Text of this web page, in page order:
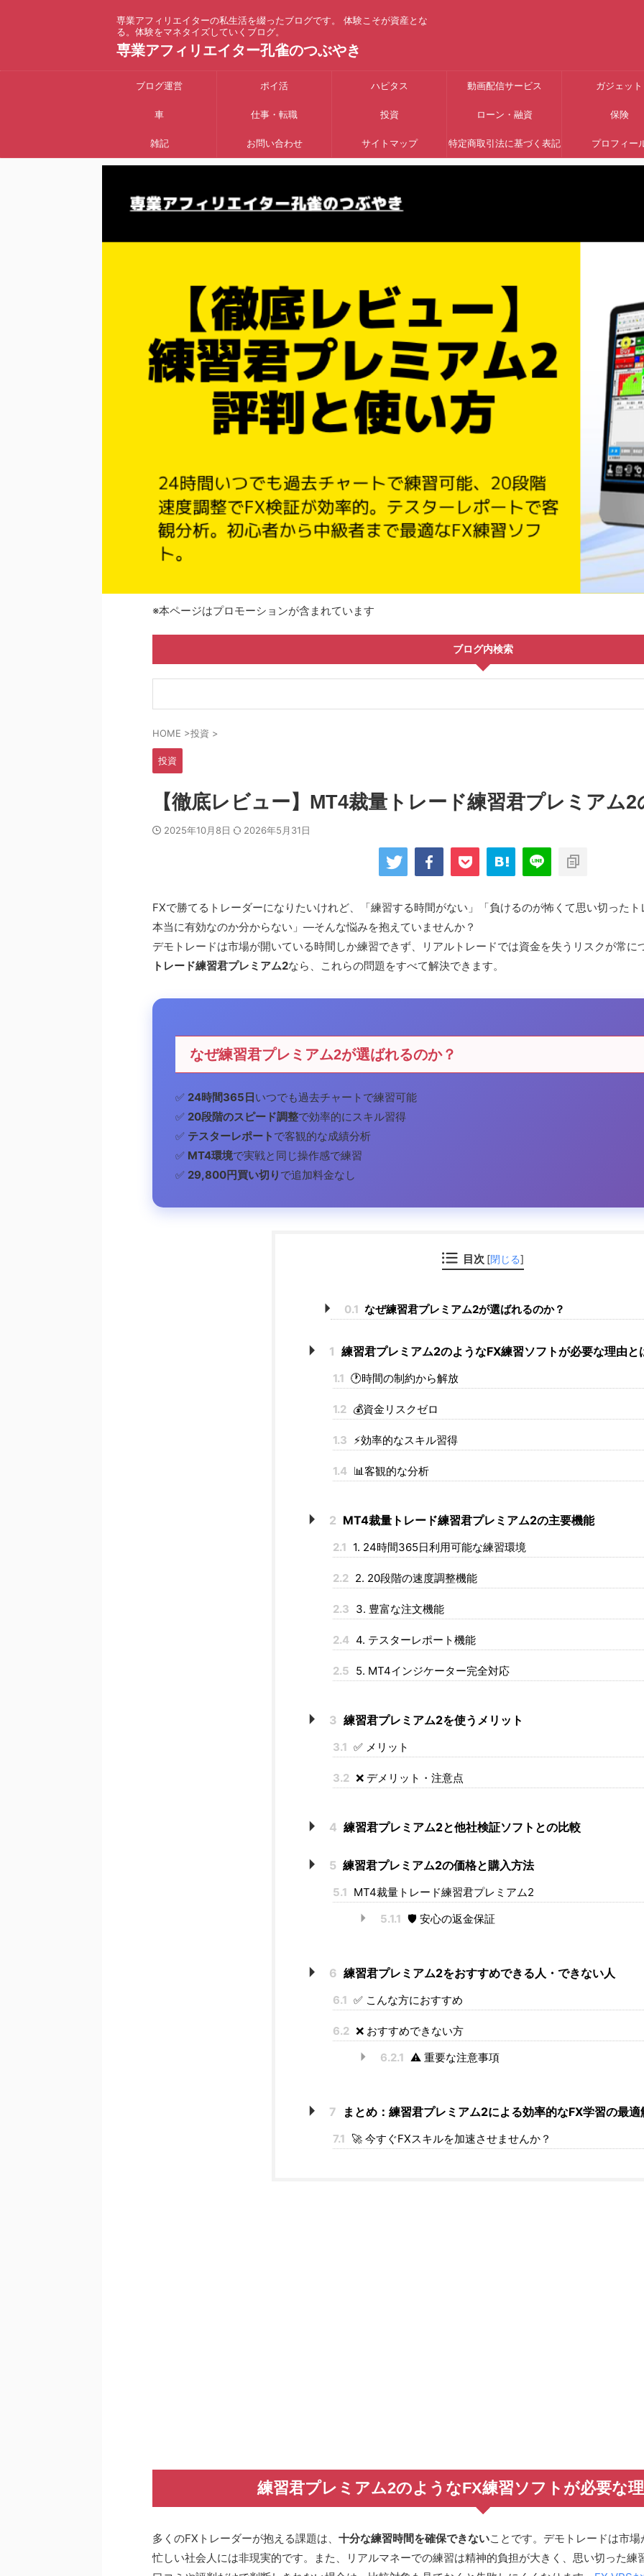
専業アフィリエイターの私生活を綴ったブログです。 体験こそが資産とな
る。体験をマネタイズしていくブログ。
専業アフィリエイター孔雀のつぶやき
ブログ運営 ポイ活 ハピタス 動画配信サービス ガジェット
車 仕事・転職 投資 ローン・融資 保険
雑記 お問い合わせ サイトマップ 特定商取引法に基づく表記 プロフィー
※本ページはプロモーションが含まれています
ブログ内検索
HOME >投資 >
投資
【徹底レビュー】MT4裁量トレード練習君プレミアム
2025年10月8日 2026年5月31日
FXで勝てるトレーダーになりたいけれど、「練習する時間がない」「負けるのが怖くて思い切った
本当に有効なのか分からない」—そんな悩みを抱えていませんか？
デモトレードは市場が開いている時間しか練習できず、リアルトレードでは資金を失うリスクが常に
トレード練習君プレミアム2なら、これらの問題をすべて解決できます。
なぜ練習君プレミアム2が選ばれるのか？
✅ 24時間365日いつでも過去チャートで練習可能
✅ 20段階のスピード調整で効率的にスキル習得
✅ テスターレポート で客観的な成績分析
✅ MT4環境で実戦と同じ操作感で練習
✅ 29,800円買い切り で追加料金なし
目次 [閉じる]
0.1 なぜ練習君プレミアム2が選ばれるのか？
1 練習君プレミアム2のようなFX練習ソフトが必要な理由と
1.1 🕐時間の制約から解放
1.2 💰資金リスクゼロ
1.3 ⚡効率的なスキル習得
1.4 📊客観的な分析
2 MT4裁量トレード練習君プレミアム2の主要機能
2.1 1. 24時間365日利用可能な練習環境
2.2 2. 20段階の速度調整機能
2.3 3. 豊富な注文機能
2.4 4. テスターレポート機能
2.5 5. MT4インジケーター完全対応
3 練習君プレミアム2を使うメリット
3.1 ✅ メリット
3.2 ❌ デメリット・注意点
4 練習君プレミアム2と他社検証ソフトとの比較
5 練習君プレミアム2の価格と購入方法
5.1 MT4裁量トレード練習君プレミアム2
5.1.1 🛡️ 安心の返金保証
6 練習君プレミアム2をおすすめできる人・できない人
6.1 ✅ こんな方におすすめ
6.2 ❌ おすすめできない方
6.2.1 ⚠️ 重要な注意事項
7 まとめ：練習君プレミアム2による効率的なFX学習の最適
7.1 🚀 今すぐFXスキルを加速させませんか？
練習君プレミアム2のようなFX練習ソフトが必要な
多くのFXトレーダーが抱える課題は、 十分な練習時間を確保できないことです。デモトレードは市
忙しい社会人には非現実的です。また、リアルマネーでの練習は精神的負担が大きく、思い切った練